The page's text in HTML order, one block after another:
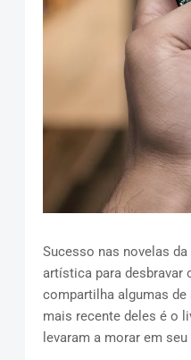
Sucesso nas novelas
artística para desbravar
compartilha algumas de
mais recente deles é o
levaram a morar em